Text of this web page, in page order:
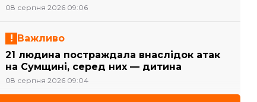
08 серпня 2026 09:06
Важливо
21 людина постраждала внаслідок атак
на Сумщині, серед них — дитина
08 серпня 2026 09:04